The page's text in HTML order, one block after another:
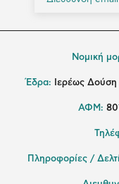
Νομική
Έδρα: Ιερέως
ΑΦΜ:
Πληροφορίες /